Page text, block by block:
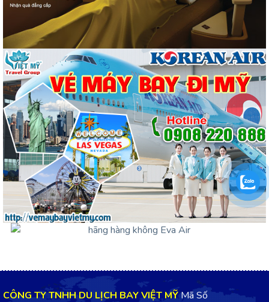
CÔNG TY TNHH DU LỊCH BAY VIỆT MỸMã Số